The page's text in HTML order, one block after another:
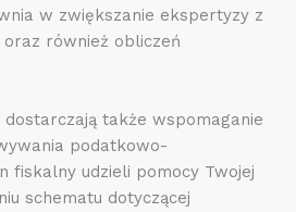
w zwiększanie ekspertyzy z
również obliczeń
także wspomaganie
podatkowo-
fiskalny udzieli pomocy Twojej
schematu dotyczącej